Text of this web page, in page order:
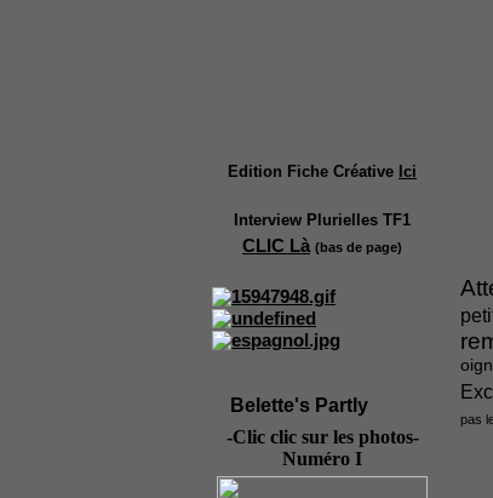
Edition Fiche Créative Ici
Interview Plurielles TF1
CLIC Là (bas de page)
Belette's Partly
-Clic clic sur les photos-
Numéro I
pas